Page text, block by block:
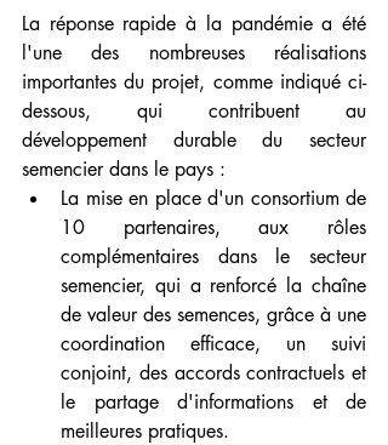
La réponse rapide à la pandémie a été
l'une des nombreuses réalisations
importantes du projet, comme indiqué ci-
dessous, qui contribuent au
développement durable du secteur
semencier dans le pays :
La mise en place d'un consortium de
10 partenaires, aux rôles
complémentaires dans le secteur
semencier, qui a renforcé la chaîne
de valeur des semences, grâce à une
coordination efficace, un suivi
conjoint, des accords contractuels et
le partage d'informations et de
meilleures pratiques.